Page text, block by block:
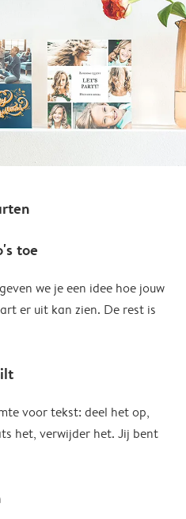
toe
we je een idee hoe jouw
er uit kan zien. De rest is
voor tekst: deel het op,
het, verwijder het. Jij bent